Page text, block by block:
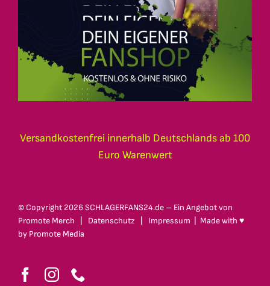
Versandkostenfrei innerhalb Deutschlands ab 100
Euro Warenwert
© Copyright 2026 SCHLAGERFANS24.de – Ein Angebot von
Promote Merch
Datenschutz Impressum | Made with ♥
by Promote Media